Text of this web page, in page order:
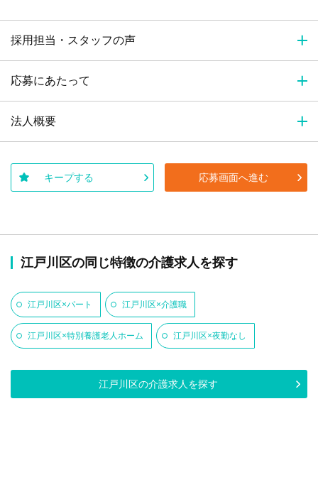
採用担当・スタッフの声
応募にあたって
法人概要
キープする 応募画面へ進む
江戸川区の同じ特徴の介護求人を探す
江戸川区×パート 江戸川区×介護職
江戸川区×特別養護老人ホーム 江戸川区×夜勤なし
江戸川区の介護求人を探す